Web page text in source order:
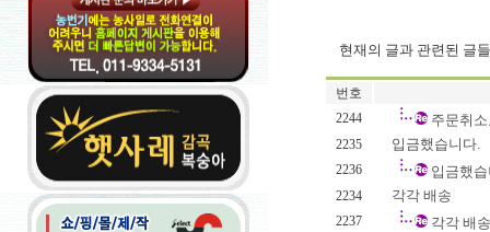
현재의 글과 관련된 글
번호
2244
주문취
2235 입금했습니다.
2236 입금했
2234 각각 배송
2237 각각 배송